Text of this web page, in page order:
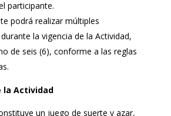
participante.
podrá realizar múltiples
la vigencia de la Actividad,
de seis (6), conforme a las reglas
la Actividad
un juego de suerte y azar,